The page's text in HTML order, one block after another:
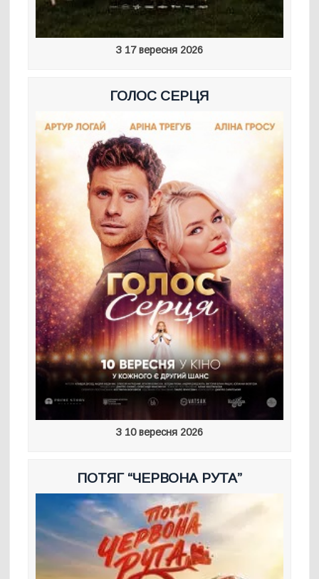
З 17 вересня 2026
ГОЛОС СЕРЦЯ
З 10 вересня 2026
ПОТЯГ “ЧЕРВОНА РУТА”